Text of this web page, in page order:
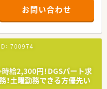
増やしていく予定です。
り、お客様・患者様とのコミュ
す。1人あたりの処方箋枚数は約
けます。
、新卒の20代～60代と幅広い年
。
サービス残業がないよう会社と
間休日110日と別で7日間有給休
得や個別での取得など選ぶことが
スも充実できます。
お問い合わせ
： 700974
給2,300円！DGSパート求
！土曜勤務できる方優先い